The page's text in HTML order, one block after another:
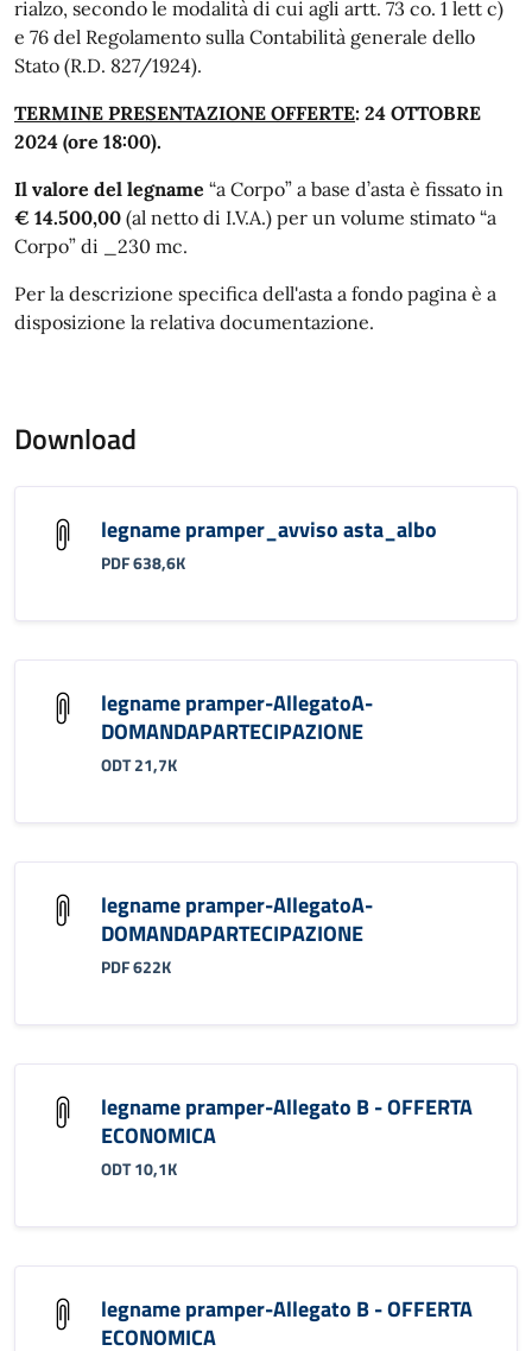
rialzo, secondo le modalità di cui agli artt. 73 co. 1 lett c)
e 76 del Regolamento sulla Contabilità generale dello
Stato (R.D. 827/1924).
TERMINE PRESENTAZIONE OFFERTE: 24 OTTOBRE
2024 (ore 18:00).
Il valore del legname “a Corpo” a base d’asta è fissato in
€ 14.500,00 (al netto di I.V.A.) per un volume stimato “a
Corpo” di _230 mc.
Per la descrizione specifica dell'asta a fondo pagina è a
disposizione la relativa documentazione.
Download
legname pramper_avviso asta_albo
PDF 638,6K
legname pramper-AllegatoA-
DOMANDAPARTECIPAZIONE
ODT 21,7K
legname pramper-AllegatoA-
DOMANDAPARTECIPAZIONE
PDF 622K
legname pramper-Allegato B - OFFERTA
ECONOMICA
ODT 10,1K
legname pramper-Allegato B - OFFERTA
ECONOMICA